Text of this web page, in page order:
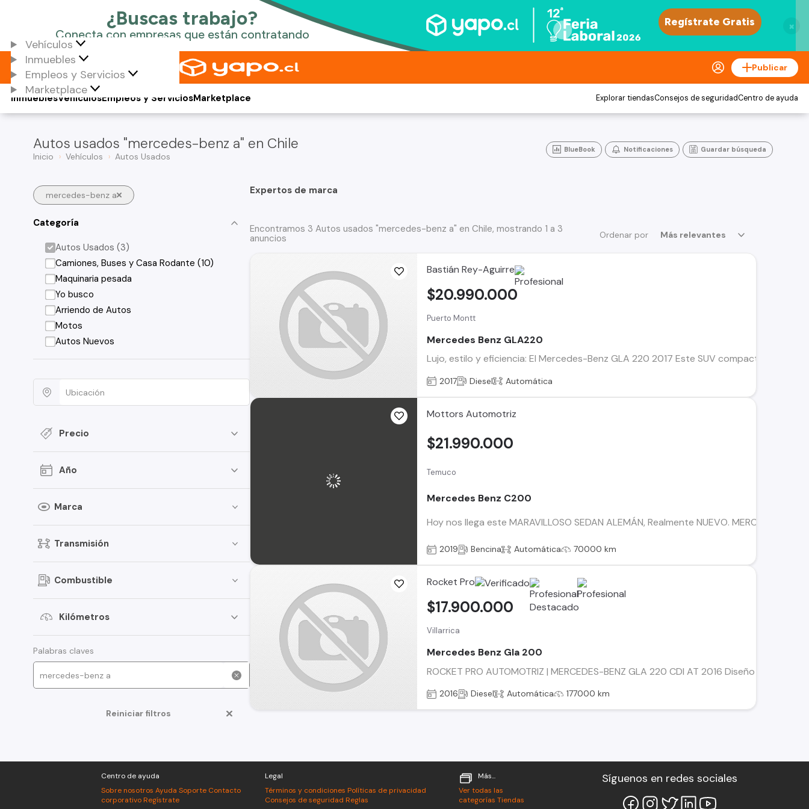
×
Vehículos
Inmuebles
Empleos y Servicios
Marketplace
Publicar
Vehículos
Inmuebles Empleos y ServiciosMarketplace Explorar tiendasConsejos de seguridadCentro de ayuda
Autos usados "mercedes-benz a" en Chile
Inicio Vehículos Autos Usados
BlueBook Notificaciones Guardar búsqueda
mercedes-benz a
Categoría
Autos Usados (3)
Camiones, Buses y Casa Rodante (10)
Maquinaria pesada
Yo busco
Arriendo de Autos
Motos
Autos Nuevos
Precio
Año
Marca
Transmisión
Combustible
Kilómetros
Palabras claves
Reiniciar filtros
Expertos de marca
Ordenar por Más relevantes
Encontramos 3 Autos usados "mercedes-benz a" en Chile, mostrando 1 a 3
anuncios
Bastián Rey-Aguirre
Puerto Montt
Mercedes Benz GLA220
Lujo, estilo y eficiencia: El Mercedes-Benz GLA 220 2017 Este SUV compacto
$20.990.000
2017 Diesel Automática
Mottors Automotriz
Temuco
Mercedes Benz C200
Hoy nos llega este MARAVILLOSO SEDAN ALEMÁN, Realmente NUEVO. MERCEDES
$21.990.000
2019 Bencina Automática 70000 km
Rocket Pro
Villarrica
Mercedes Benz Gla 200
ROCKET PRO AUTOMOTRIZ | MERCEDES-BENZ GLA 220 CDI AT 2016 Diseño
$17.900.000
2016 Diesel Automática 177000 km
Centro de ayuda
Sobre nosotros Ayuda Soporte Contacto
corporativo Regístrate
Legal
Términos y condiciones Políticas de privacidad
Consejos de seguridad Reglas
Más...
Ver todas las
categorías Tiendas
Síguenos en redes sociales